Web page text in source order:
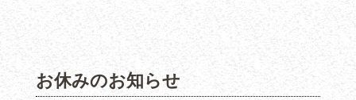
お休みのお知らせ